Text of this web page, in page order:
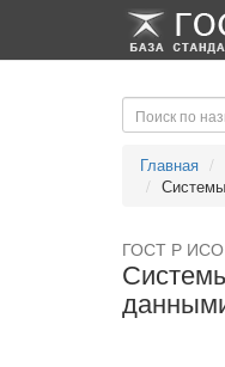
Главная
ГОСТ Р ИСО